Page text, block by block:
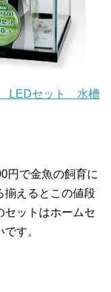
LEDセット 水槽
円で金魚の飼育に
揃えるとこの値段
セットはホームセ
す。